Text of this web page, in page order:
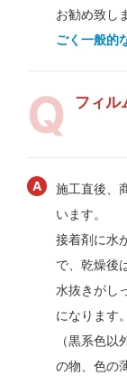
お勧め致し
ごく一般的
フィル
施工直後、
います。
接着剤に水
で、乾燥後
水抜きがし
になります。
（黒系色
の物、色の